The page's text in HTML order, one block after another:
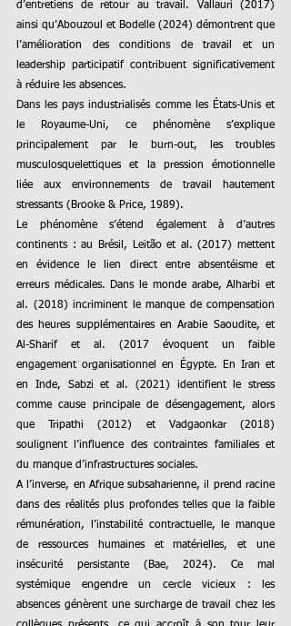
d’entretiens de retour au travail. Vallauri (2017)
ainsi qu’Abouzoul et Bodelle (2024) démontrent que
l’amélioration des conditions de travail et un
leadership participatif contribuent significativement
à réduire les absences.
Dans les pays industrialisés comme les États-Unis et
le Royaume-Uni, ce phénomène s’explique
principalement par le burn-out, les troubles
musculosquelettiques et la pression émotionnelle
liée aux environnements de travail hautement
stressants (Brooke & Price, 1989).
Le phénomène s’étend également à d’autres
continents : au Brésil, Leitão et al. (2017) mettent
en évidence le lien direct entre absentéisme et
erreurs médicales. Dans le monde arabe, Alharbi et
al. (2018) incriminent le manque de compensation
des heures supplémentaires en Arabie Saoudite, et
Al-Sharif et al. (2017 évoquent un faible
engagement organisationnel en Égypte. En Iran et
en Inde, Sabzi et al. (2021) identifient le stress
comme cause principale de désengagement, alors
que Tripathi (2012) et Vadgaonkar (2018)
soulignent l’influence des contraintes familiales et
du manque d’infrastructures sociales.
A l’inverse, en Afrique subsaharienne, il prend racine
dans des réalités plus profondes telles que la faible
rémunération, l’instabilité contractuelle, le manque
de ressources humaines et matérielles, et une
insécurité persistante (Bae, 2024). Ce mal
systémique engendre un cercle vicieux : les
absences génèrent une surcharge de travail chez les